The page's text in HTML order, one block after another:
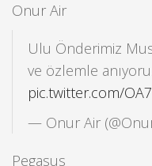
Onur Air
Ulu Önderimiz
ve özlemle
pic.twitter.com/
— Onur Air
Pegasus